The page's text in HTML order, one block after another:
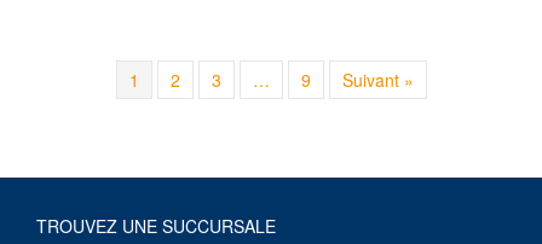
1 2 3 … 9 Suivant »
TROUVEZ UNE SUCCURSALE